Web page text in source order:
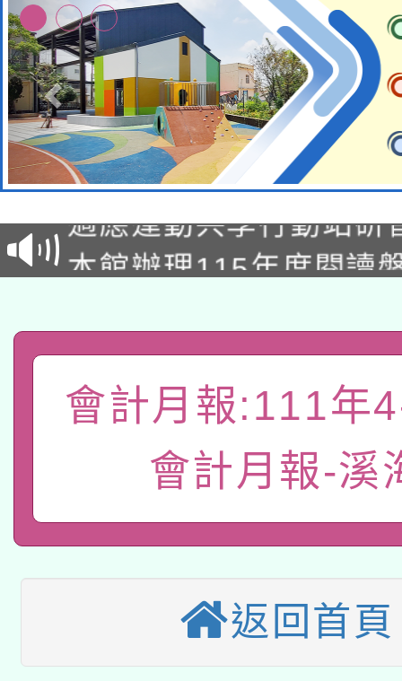
本校115學年度第2次
招甄選結果公告(無人
招)
本館辦理115年度閱讀
礎課程
「數位內容與教學軟體
有關大陸委員會函釋公
薪期間赴陸應申請許可
轉知經濟部水利署委託
業技術研究院辦理「
用水績優單位及節水達
115年8月22日(星期六
桃園市孔廟祈福系列
開 智慧啟航」
本校115學年度第2次
招甄選結果公告(無人
適應運動共學行動站研
會計月報:111年
會計月報-溪
返回首頁